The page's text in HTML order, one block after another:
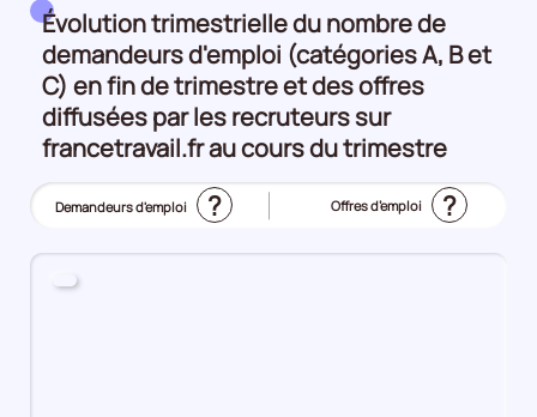
25%
Salariale
50%
Évolution trimestrielle du nombre de
demandeurs d'emploi (catégories A, B et
C) en fin de trimestre et des offres
diffusées par les recruteurs sur
francetravail.fr au cours du trimestre
Demandeurs d'emploi
(Affichage ? Offres d’emploi ?